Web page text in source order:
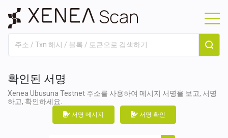
확인된 서명
Xenea Ubusuna Testnet 주소를 사용하여 메시지 서명을 보고, 서명
하고, 확인하세요.
서명 메시지 서명 확인